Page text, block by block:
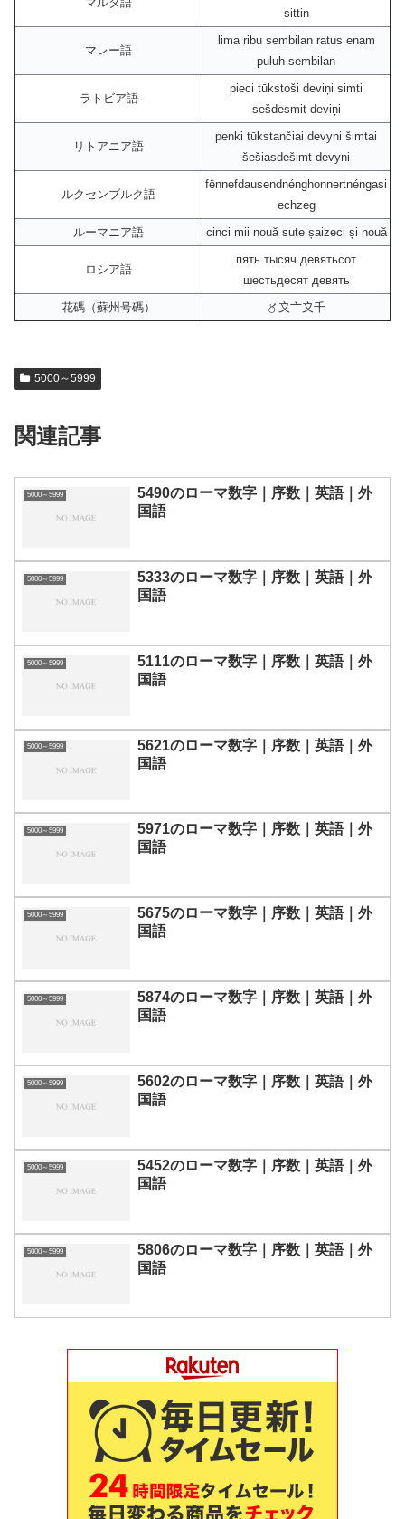
sittin
マレー語
lima ribu sembilan ratus enam
puluh sembilan
ラトビア語
pieci tūkstoši deviņi simti
sešdesmit deviņi
リトアニア語
penki tūkstančiai devyni šimtai
šešiasdešimt devyni
ルクセンブルク語
fënnefdausendnénghonnertnéngasi
echzeg
ルーマニア語
cinci mii nouă sute șaizeci și nouă
ロシア語
пять тысяч девятьсот
шестьдесят девять
花碼（蘇州号碼）
〥〩〦〩千
5000～5999
関連記事
5000～5999
5490のローマ数字｜序数｜英語｜外
国語
5000～5999
5333のローマ数字｜序数｜英語｜外
国語
5000～5999
5111のローマ数字｜序数｜英語｜外
国語
5000～5999
5621のローマ数字｜序数｜英語｜外
国語
5000～5999
5971のローマ数字｜序数｜英語｜外
国語
5000～5999
5675のローマ数字｜序数｜英語｜外
国語
5000～5999
5874のローマ数字｜序数｜英語｜外
国語
5000～5999
5602のローマ数字｜序数｜英語｜外
国語
5000～5999
5452のローマ数字｜序数｜英語｜外
国語
5000～5999
5806のローマ数字｜序数｜英語｜外
国語